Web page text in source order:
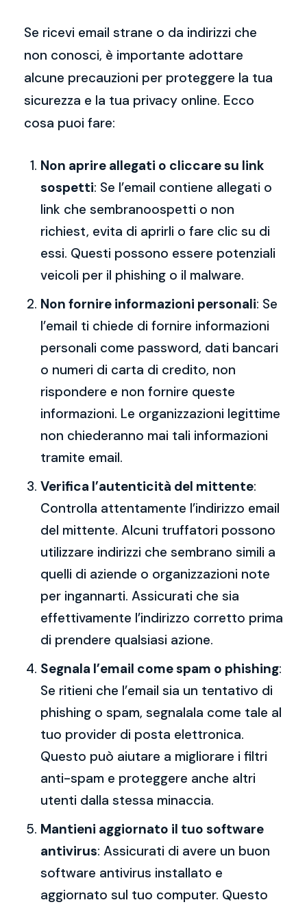
Se ricevi email strane o da indirizzi che
non conosci, è importante adottare
alcune precauzioni per proteggere la tua
sicurezza e la tua privacy online. Ecco
cosa puoi fare:
Non aprire allegati o cliccare su link
sospetti: Se l’email contiene allegati o
link che sembranoospetti o non
richiest, evita di aprirli o fare clic su di
essi. Questi possono essere potenziali
veicoli per il phishing o il malware.
Non fornire informazioni personali: Se
l’email ti chiede di fornire informazioni
personali come password, dati bancari
o numeri di carta di credito, non
rispondere e non fornire queste
informazioni. Le organizzazioni legittime
non chiederanno mai tali informazioni
tramite email.
Verifica l’autenticità del mittente:
Controlla attentamente l’indirizzo email
del mittente. Alcuni truffatori possono
utilizzare indirizzi che sembrano simili a
quelli di aziende o organizzazioni note
per ingannarti. Assicurati che sia
effettivamente l’indirizzo corretto prima
di prendere qualsiasi azione.
Segnala l’email come spam o phishing:
Se ritieni che l’email sia un tentativo di
phishing o spam, segnalala come tale al
tuo provider di posta elettronica.
Questo può aiutare a migliorare i filtri
anti-spam e proteggere anche altri
utenti dalla stessa minaccia.
Mantieni aggiornato il tuo software
antivirus: Assicurati di avere un buon
software antivirus installato e
aggiornato sul tuo computer. Questo